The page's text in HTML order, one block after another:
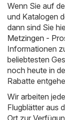
Wenn Sie auf
und Katalogen
dann sind Sie
Metzingen -
Informationen
beliebtesten
noch heute in
Rabatte
Wir arbeiten
Flugblätter aus
Ort zur